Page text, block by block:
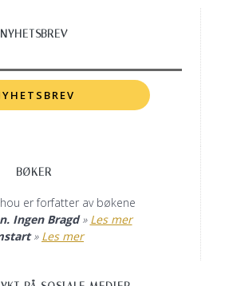
NYHETSBREV
BØKER
er forfatter av bøkene
Ingen Bragd» Les mer
» Les mer